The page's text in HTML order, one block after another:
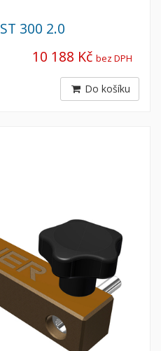
300 2.0
10 188 Kč bez DPH
Do košíku